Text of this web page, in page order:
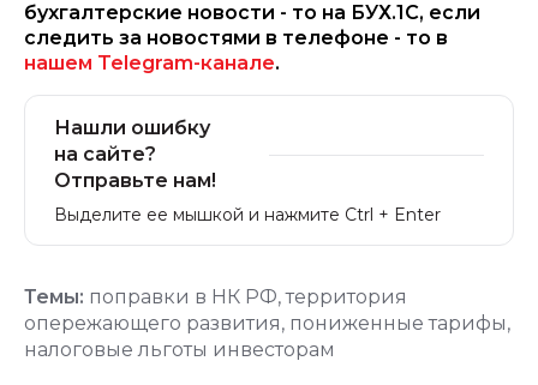
бухгалтерские новости - то на БУХ.1С, если
следить за новостями в телефоне - то в
нашем Telegram-канале.
Нашли ошибку
на сайте?
Отправьте нам!
Выделите ее мышкой и нажмите Ctrl + Enter
Темы: поправки в НК РФ,территория
опережающего развития, пониженные тарифы,
налоговые льготы инвесторам